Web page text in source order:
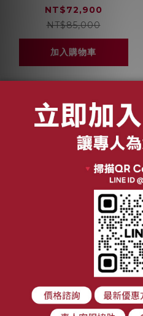
獨立式洗碗機 沸石烘
乾 8段洗程
SMS8ZCI00X
NT$72,900
NT$85,000
加入購物車
【私訊另享優惠】
BOSCH 60cm 4系列
獨立式洗碗機 熱能交
NT$32,000